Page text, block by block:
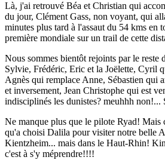
Là, j'ai retrouvé Béa et Christian qui
du jour, Clément Gass, non voyant, qui
minutes plus tard à l'assaut du 54 kms en
première mondiale sur un trail de cette
Nous sommes bientôt rejoints par le reste
Sylvie, Frédéric, Eric et la Joëlette, Cyril
Agnès qui remplace Anne, Sébastien qui
et inversement, Jean Christophe qui est
indisciplinés les dunistes? meuhhh non!...
Ne manque plus que le pilote Ryad! Mais
qu'a choisi Dalila pour visiter notre belle
Kientzheim... mais dans le Haut-Rhin!
c'est à s'y méprendre!!!!